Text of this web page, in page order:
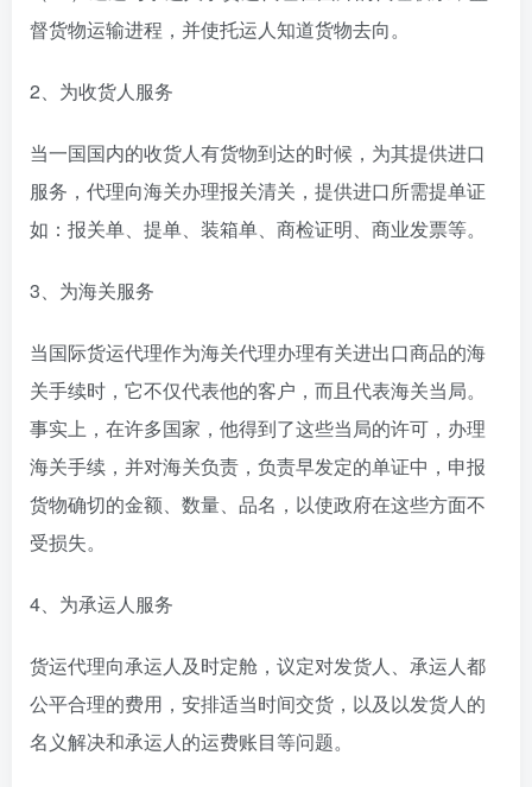
督货物运输进程，并使托运人知道货物去向。
2、为收货人服务
当一国国内的收货人有货物到达的时候，为其提供进口
服务，代理向海关办理报关清关，提供进口所需提单证
如：报关单、提单、装箱单、商检证明、商业发票等。
3、为海关服务
当国际货运代理作为海关代理办理有关进出口商品的海
关手续时，它不仅代表他的客户，而且代表海关当局。
事实上，在许多国家，他得到了这些当局的许可，办理
海关手续，并对海关负责，负责早发定的单证中，申报
货物确切的金额、数量、品名，以使政府在这些方面不
受损失。
4、为承运人服务
货运代理向承运人及时定舱，议定对发货人、承运人都
公平合理的费用，安排适当时间交货，以及以发货人的
名义解决和承运人的运费账目等问题。